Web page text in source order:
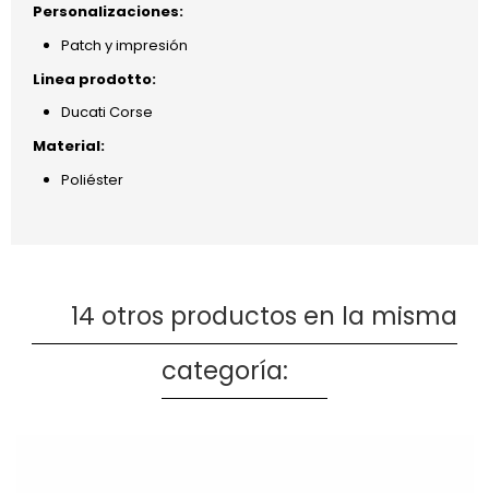
Personalizaciones:
Patch y impresión
Linea prodotto:
Ducati Corse
Material:
Poliéster
14 otros productos en la misma
categoría: